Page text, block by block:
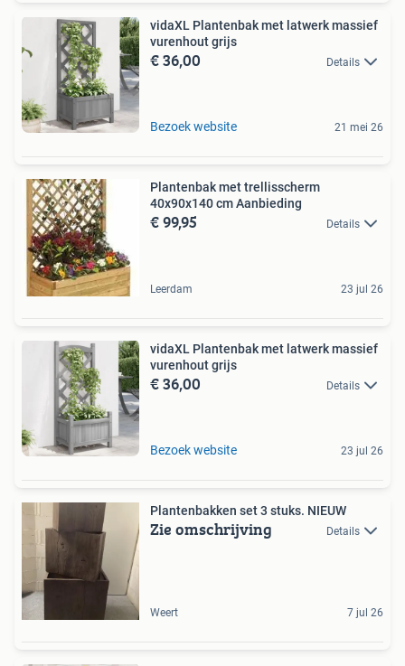
vidaXL Plantenbak met latwerk massief
vurenhout grijs
€ 36,00 Details
Bezoek website 21 mei 26
Plantenbak met trellisscherm
40x90x140 cm Aanbieding
€ 99,95 Details
Leerdam 23 jul 26
vidaXL Plantenbak met latwerk massief
vurenhout grijs
€ 36,00 Details
Bezoek website 23 jul 26
Plantenbakken set 3 stuks. NIEUW
Zie omschrijving Details
Weert 7 jul 26